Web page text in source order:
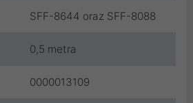
SFF-8644 oraz SFF-8088
0,5 metra
0000013109